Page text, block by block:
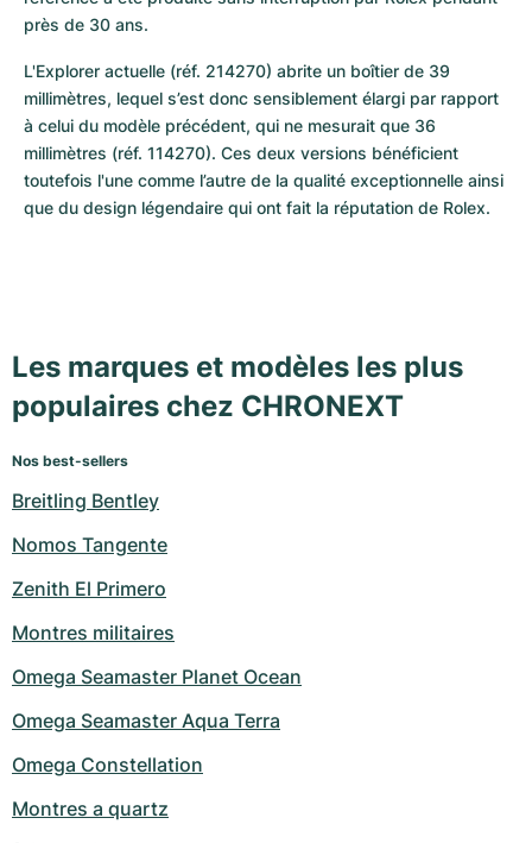
près de 30 ans.
L'Explorer actuelle (réf. 214270) abrite un boîtier de 39
millimètres, lequel s’est donc sensiblement élargi par rapport
à celui du modèle précédent, qui ne mesurait que 36
millimètres (réf. 114270). Ces deux versions bénéficient
toutefois l'une comme l’autre de la qualité exceptionnelle ainsi
que du design légendaire qui ont fait la réputation de Rolex.
Les marques et modèles les plus
populaires chez CHRONEXT
Nos best-sellers
Breitling Bentley
Nomos Tangente
Zenith El Primero
Montres militaires
Omega Seamaster Planet Ocean
Omega Seamaster Aqua Terra
Omega Constellation
Montres a quartz